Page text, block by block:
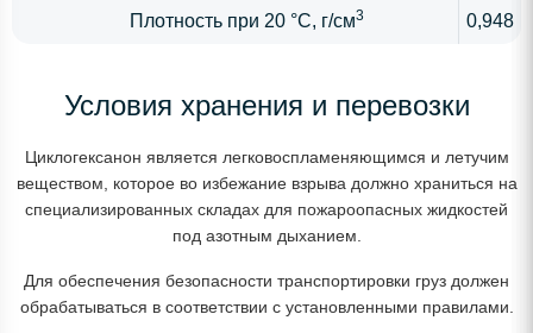
Плотность при 20 °С, г/см3 0,948
Условия хранения и перевозки
Циклогексанон является легковоспламеняющимся и летучим
веществом, которое во избежание взрыва должно храниться на
специализированных складах для пожароопасных жидкостей
под азотным дыханием.
Для обеспечения безопасности транспортировки груз должен
обрабатываться в соответствии с установленными правилами.